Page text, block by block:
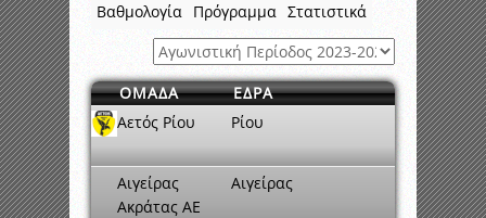
Βαθμολογία Πρόγραμμα Στατιστικά
ΟΜΑΔΑ
ΕΔΡΑ
Αετός Ρίου
Ρίου
Αιγείρας
Ακράτας ΑΕ
Αιγείρας